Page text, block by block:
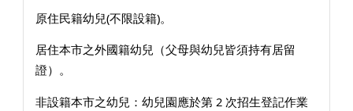
原住民籍幼兒(不限設籍)。
居住本市之外國籍幼兒（父母與幼兒皆須持有居留
證）。
非設籍本市之幼兒：幼兒園應於第 2 次招生登記作業